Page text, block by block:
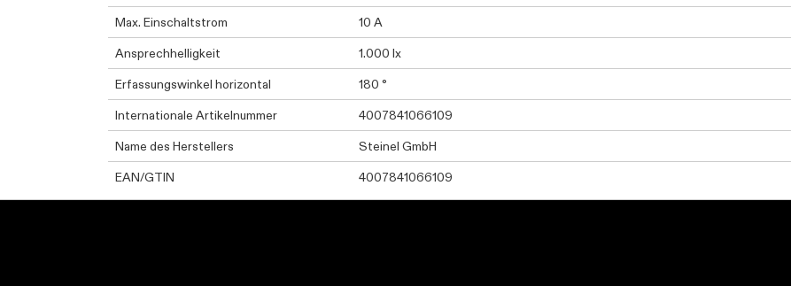
Max. Einschaltstrom
10 A
Ansprechhelligkeit
1.000 lx
Erfassungswinkel horizontal
180 °
Internationale Artikelnummer
4007841066109
Name des Herstellers
Steinel GmbH
EAN/GTIN
4007841066109